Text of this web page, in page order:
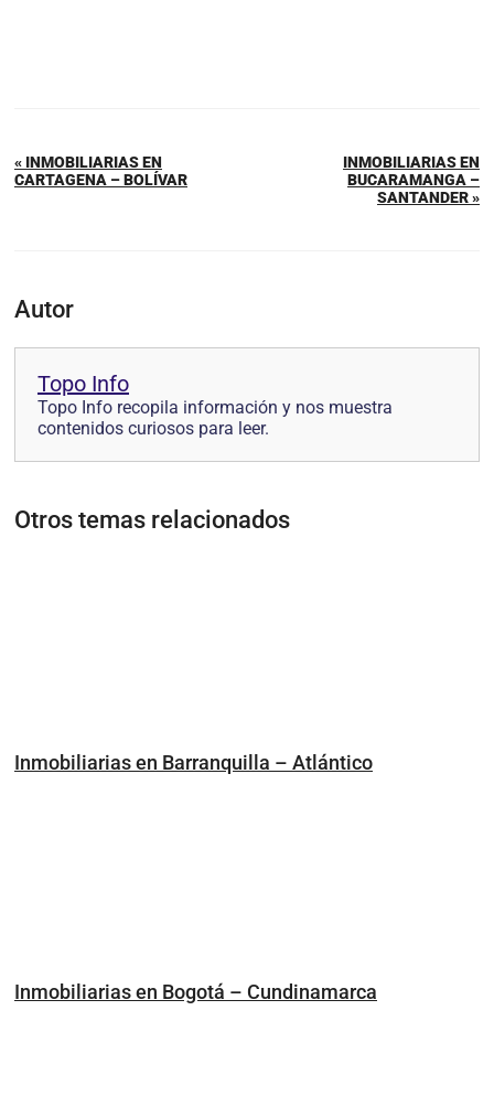
« INMOBILIARIAS EN
CARTAGENA – BOLÍVAR
INMOBILIARIAS EN
BUCARAMANGA –
SANTANDER »
Autor
Topo Info
Topo Info recopila información y nos muestra
contenidos curiosos para leer.
Otros temas relacionados
Inmobiliarias en Barranquilla – Atlántico
Inmobiliarias en Bogotá – Cundinamarca